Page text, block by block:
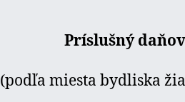
Príslušný
(podľa miesta bydliska